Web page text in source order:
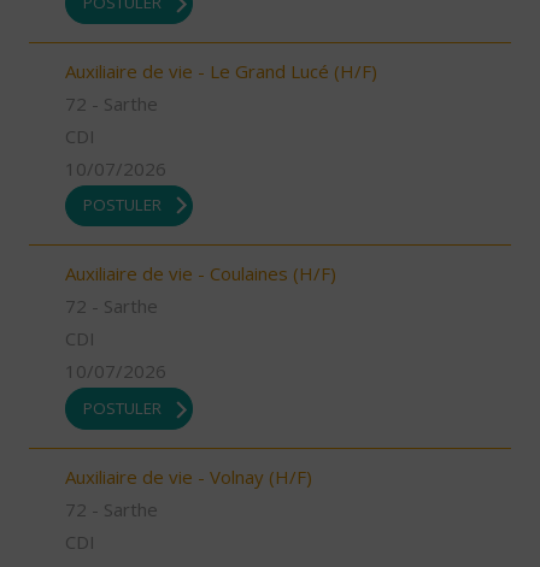
Auxiliaire de vie - Le Grand Lucé (H/F)
72 - Sarthe
CDI
10/07/2026
POSTULER
Auxiliaire de vie - Coulaines (H/F)
72 - Sarthe
CDI
10/07/2026
POSTULER
Auxiliaire de vie - Volnay (H/F)
72 - Sarthe
CDI